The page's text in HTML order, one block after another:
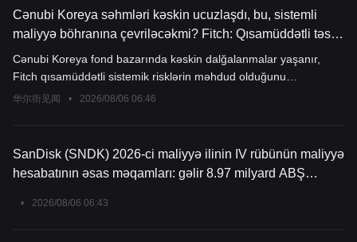
yüksək gözləntilər altında "bütün müsbət xəbərlər artıq
qiymətlənib" düşüncəsi satışa səbəb olur.
Cənubi Koreya səhmləri kəskin ucuzlaşdı, bu, sistemli
maliyyə böhranına çevriləcəkmi? Fitch: Qısamüddətli təsiri
məhduddur, amma daşınmaz əmlak və broker şirkətlərinə
diqqət yetirilməlidir
Cənubi Koreya fond bazarında kəskin dalğalanmalar yaşanır,
Fitch qısamüddətli sistemik risklərin məhdud olduğunu
qiymətləndirir, amma gizli bir ötürmə zənciri aşkar olunur: fond
investorların 70%-i fond bazarından əldə olunan gəliri ev almaq
üçün istifadə edirdi. İnstitusional səviyyədə brokerlər daha çox
təzyiq altında qalır, lakin ümumi iqtisadi əsaslar hələ də
davamlıdır.
华尔街见闻 • 2026/08/06 06:46
SanDisk (SNDK) 2026-ci maliyyə ilinin IV rübünün maliyyə
hesabatının əsas məqamları: gəlir 8.97 milyard ABŞ
• 2026/08/06 06:43